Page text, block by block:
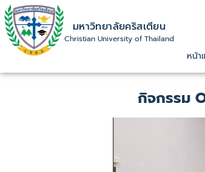
มหาวิทยาลัยคริสเตียน
Christian University of Thailand
หน้า
กิจกรรม